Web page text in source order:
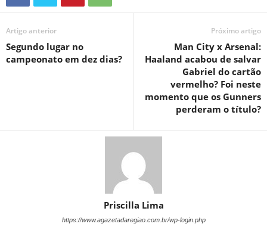
Artigo anterior
Segundo lugar no
campeonato em dez dias?
Próximo artigo
Man City x Arsenal:
Haaland acabou de salvar
Gabriel do cartão
vermelho? Foi neste
momento que os Gunners
perderam o título?
Priscilla Lima
https://www.agazetadaregiao.com.br/wp-login.php